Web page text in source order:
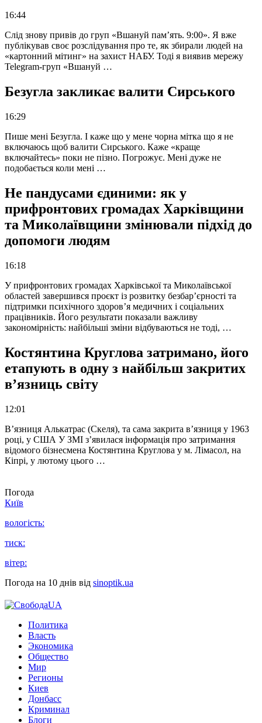
16:44
Слід знову привів до груп «Вшануй пам’ять. 9:00». Я вже
публікував своє розслідування про те, як збирали людей на
«картонний мітинг» на захист НАБУ. Тоді я виявив мережу
Telegram-груп «Вшануй …
Безугла закликає валити Сирського
16:29
Пише мені Безугла. І каже що у мене чорна мітка що я не
включаюсь щоб валити Сирського. Каже «краще
включайтесь» поки не пізно. Погрожує. Мені дуже не
подобається коли мені …
Не пандусами єдиними: як у
прифронтових громадах Харківщини
та Миколаївщини змінювали підхід до
допомоги людям
16:18
У прифронтових громадах Харківської та Миколаївської
областей завершився проєкт із розвитку безбар’єрності та
підтримки психічного здоров’я медичних і соціальних
працівників. Його результати показали важливу
закономірність: найбільші зміни відбуваються не тоді, …
Костянтина Круглова затримано, його
етапують в одну з найбільш закритих
в’язниць світу
12:01
В’язниця Алькатрас (Скеля), та сама закрита в’язниця у 1963
році, у США У ЗМІ з’явилася інформація про затримання
відомого бізнесмена Костянтина Круглова у м. Лімасол, на
Кіпрі, у лютому цього …
Погода
Київ
вологість:
тиск:
вітер:
Погода на 10 днів від sinoptik.ua
Политика
Власть
Экономика
Общество
Мир
Регионы
Киев
Донбасс
Криминал
Блоги